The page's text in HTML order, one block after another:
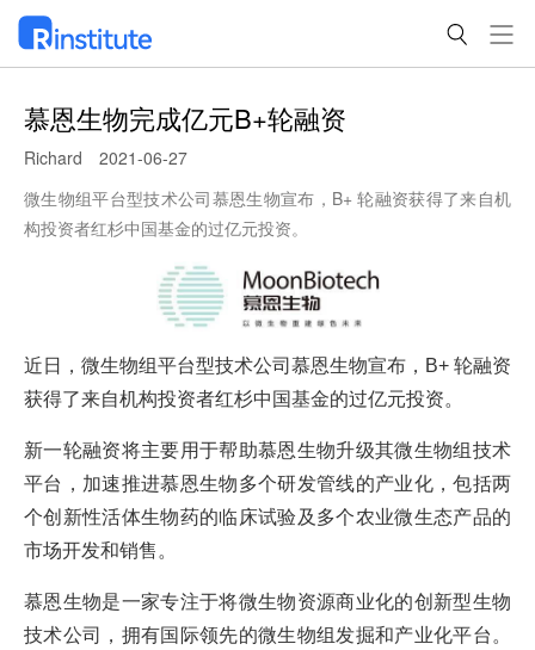
慕恩生物完成亿元B+轮融资
Richard
2021-06-27
微生物组平台型技术公司慕恩生物宣布，B+ 轮融资获得了来自机
构投资者红杉中国基金的过亿元投资。
近日，微生物组平台型技术公司慕恩生物宣布，B+ 轮融资
获得了来自机构投资者红杉中国基金的过亿元投资。
新一轮融资将主要用于帮助慕恩生物升级其微生物组技术
平台，加速推进慕恩生物多个研发管线的产业化，包括两
个创新性活体生物药的临床试验及多个农业微生态产品的
市场开发和销售。
慕恩生物是一家专注于将微生物资源商业化的创新型生物
技术公司，拥有国际领先的微生物组发掘和产业化平台。